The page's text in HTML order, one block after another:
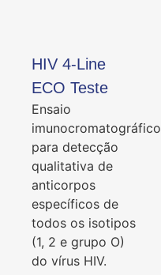
HIV 4-Line
ECO Teste
Ensaio
imunocromatográfico
para detecção
qualitativa de
anticorpos
específicos de
todos os isotipos
(1, 2 e grupo O)
do vírus HIV.